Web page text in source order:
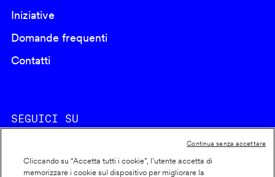
Iniziative
Domande frequenti
Contatti
SEGUICI SU
Cliccando su “Accetta tutti i cookie”, l'utente accetta di
memorizzare i cookie sul dispositivo per migliorare la
Continua senza accettare